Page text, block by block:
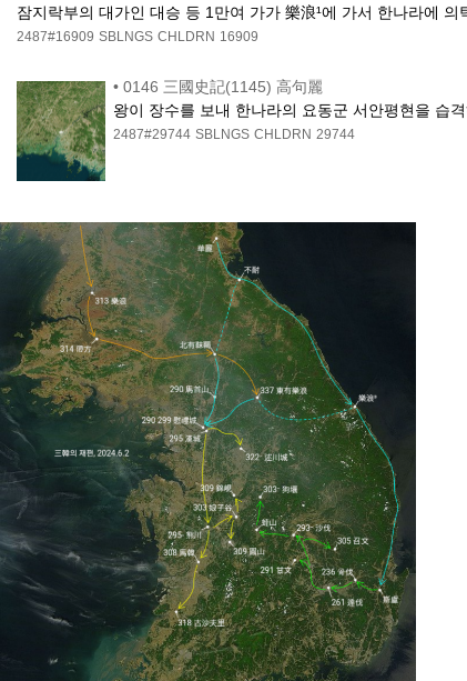
잠지락부의 대가인 대승 등 1만여 가가 樂浪¹에 가서 한나라에 의
2487#16909 SBLNGS CHLDRN 16909
• 0146 三國史記(1145) 高句麗
왕이 장수를 보내 한나라의 요동군 서안평현을 습
2487#29744 SBLNGS CHLDRN 29744